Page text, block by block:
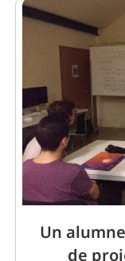
Un
de